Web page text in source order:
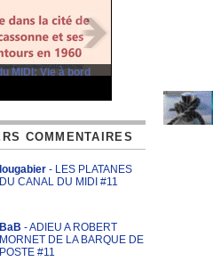
MIDI: Vie à bord
COMMENTAIRES
lougabier - LES PLATANES
DU CANAL DU MIDI #11
BaB - ADIEU A ROBERT
MORNET DE LA BARQUE DE
POSTE #11